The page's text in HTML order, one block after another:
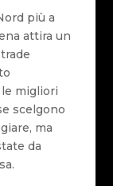
più a
attira un
migliori
scelgono
ma
da